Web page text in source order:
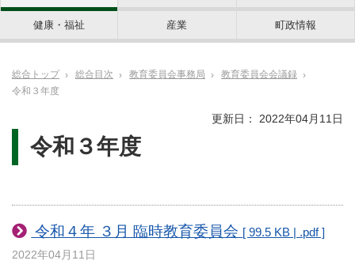
健康・福祉 産業 町政情報
総合トップ 総合目次 教育委員会事務局
教育委員会会議録
令和３年度
更新日： 2022年04月11日
令和３年度
​ 令和４年 ３月 臨時教育委員会 [ 99.5 KB | .pdf ]
2022年04月11日